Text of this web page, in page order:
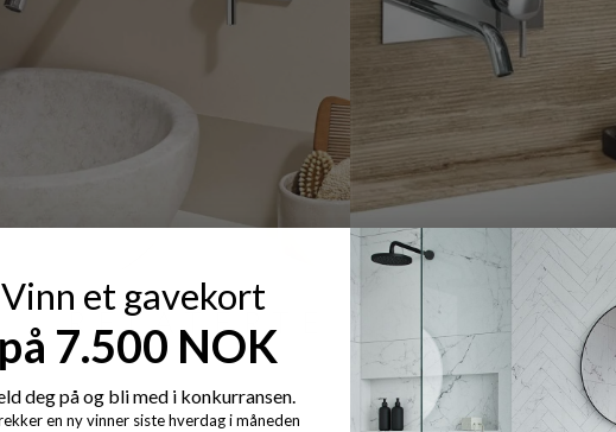
RELATERTE
Vinn et gavekort
på 7.500 NOK
deg på og bli med i konkurransen.
en ny vinner siste hverdag i måneden